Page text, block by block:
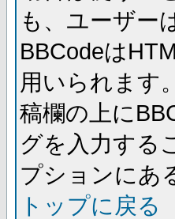
も、ユーザー
BBCodeは
用いられます
稿欄の上に
グを入力する
プションにあ
トップに戻る